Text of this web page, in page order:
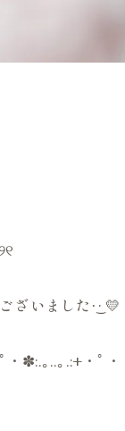
ざいました‪·͜· 💛
✽:.｡..｡.:+・ﾟ・